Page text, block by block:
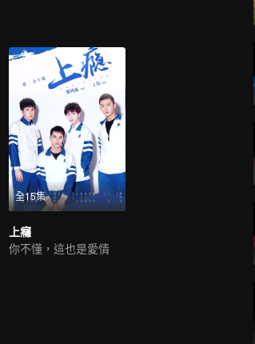
全15集
上癮
你不懂，這也是愛情